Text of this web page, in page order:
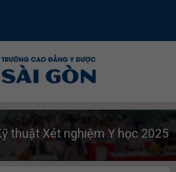
thuật Xét nghiệm Y học 2025